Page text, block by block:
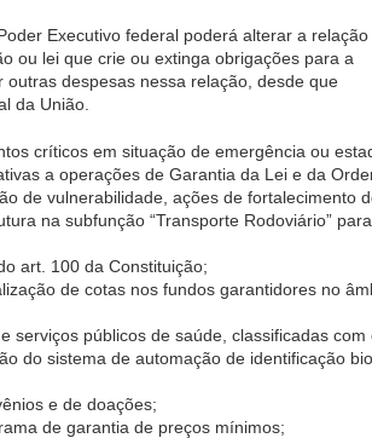
Executivo federal poderá alterar a relação
ou lei que crie ou extinga obrigações para a
despesas nessa relação, desde que
da União.
críticos em situação de emergência ou
a operações de Garantia da Lei e da
de vulnerabilidade, ações de fortalecimento
na subfunção “Transporte Rodoviário”
art. 100 da Constituição;
de cotas nos fundos garantidores no
serviços públicos de saúde, classificadas
do sistema de automação de identificação
e de doações;
de garantia de preços mínimos;